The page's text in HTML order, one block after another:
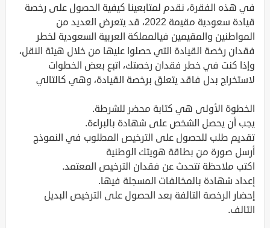
في هذه الفقرة، نقدم لمتابعينا كيفية الحصول على رخصة
قيادة سعودية مقيمة 2022، قد يتعرض العديد من
المواطنين والمقيمين فيالمملكة العربية السعودية لخطر
فقدان رخصة القيادة التي حصلوا عليها من خلال هيئة النقل،
وإذا كنت في خطر فقدان رخصتك، اتبع بعض الخطوات
لاستخراج بدل فاقد يتعلق برخصة القيادة، وهي كالتالي
الخطوة الأولى هي كتابة محضر للشرطة.
يجب أن يحصل الشخص على شهادة بالبراءة.
تقديم طلب للحصول على الترخيص المطلوب في النموذج
أرسل صورة من بطاقة هويتك الوطنية
اكتب ملاحظة تتحدث عن فقدان الترخيص المعتمد.
إعداد شهادة بالمخالفات المسجلة فيها.
إحضار الرخصة التالفة بعد الحصول على الترخيص البديل
التالف.